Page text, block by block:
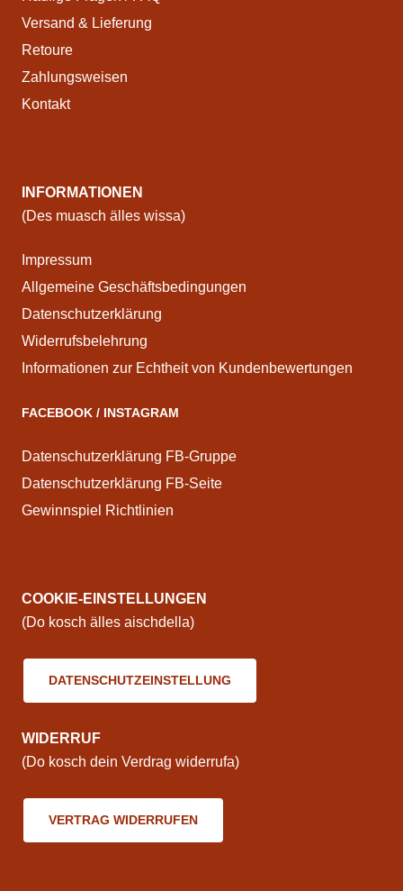
Versand & Lieferung
Retoure
Zahlungsweisen
Kontakt
INFORMATIONEN
(Des muasch älles wissa)
Impressum
Allgemeine Geschäftsbedingungen
Datenschutzerklärung
Widerrufsbelehrung
Informationen zur Echtheit von Kundenbewertungen
FACEBOOK / INSTAGRAM
Datenschutzerklärung FB-Gruppe
Datenschutzerklärung FB-Seite
Gewinnspiel Richtlinien
COOKIE-EINSTELLUNGEN
(Do kosch älles aischdella)
DATENSCHUTZEINSTELLUNG
WIDERRUF
(Do kosch dein Verdrag widerrufa)
VERTRAG WIDERRUFEN